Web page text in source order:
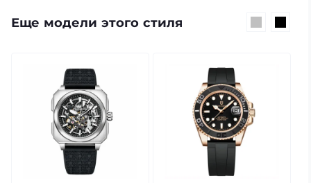
Еще модели этого стиля